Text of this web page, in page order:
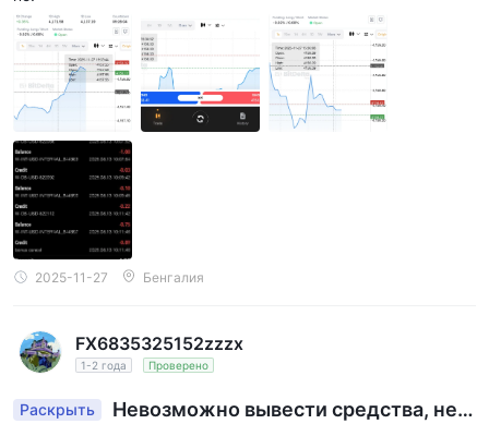
2025-11-27 Бенгалия
FX6835325152zzzx
1-2 года Проверено
Раскрыть
Невозможно вывести средства, нев